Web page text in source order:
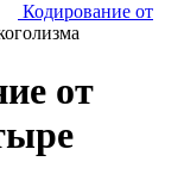
Кодирование от
от